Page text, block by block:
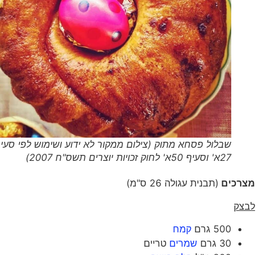
שבלול פסחא מתוק (צילום ממקור לא ידוע ושימוש לפי סעיף
מצרכים(תבנית עגולה 26 ס"מ)
לבצק
500 גרם
קמח
30 גרם
שמריםטריים